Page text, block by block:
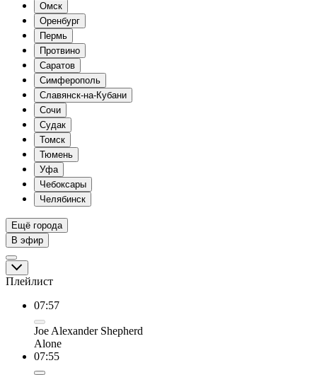
Омск
Оренбург
Пермь
Протвино
Саратов
Симферополь
Славянск-на-Кубани
Сочи
Судак
Томск
Тюмень
Уфа
Чебоксары
Челябинск
Ещё города
В эфир
Плейлист
07:57
Joe Alexander Shepherd
Alone
07:55